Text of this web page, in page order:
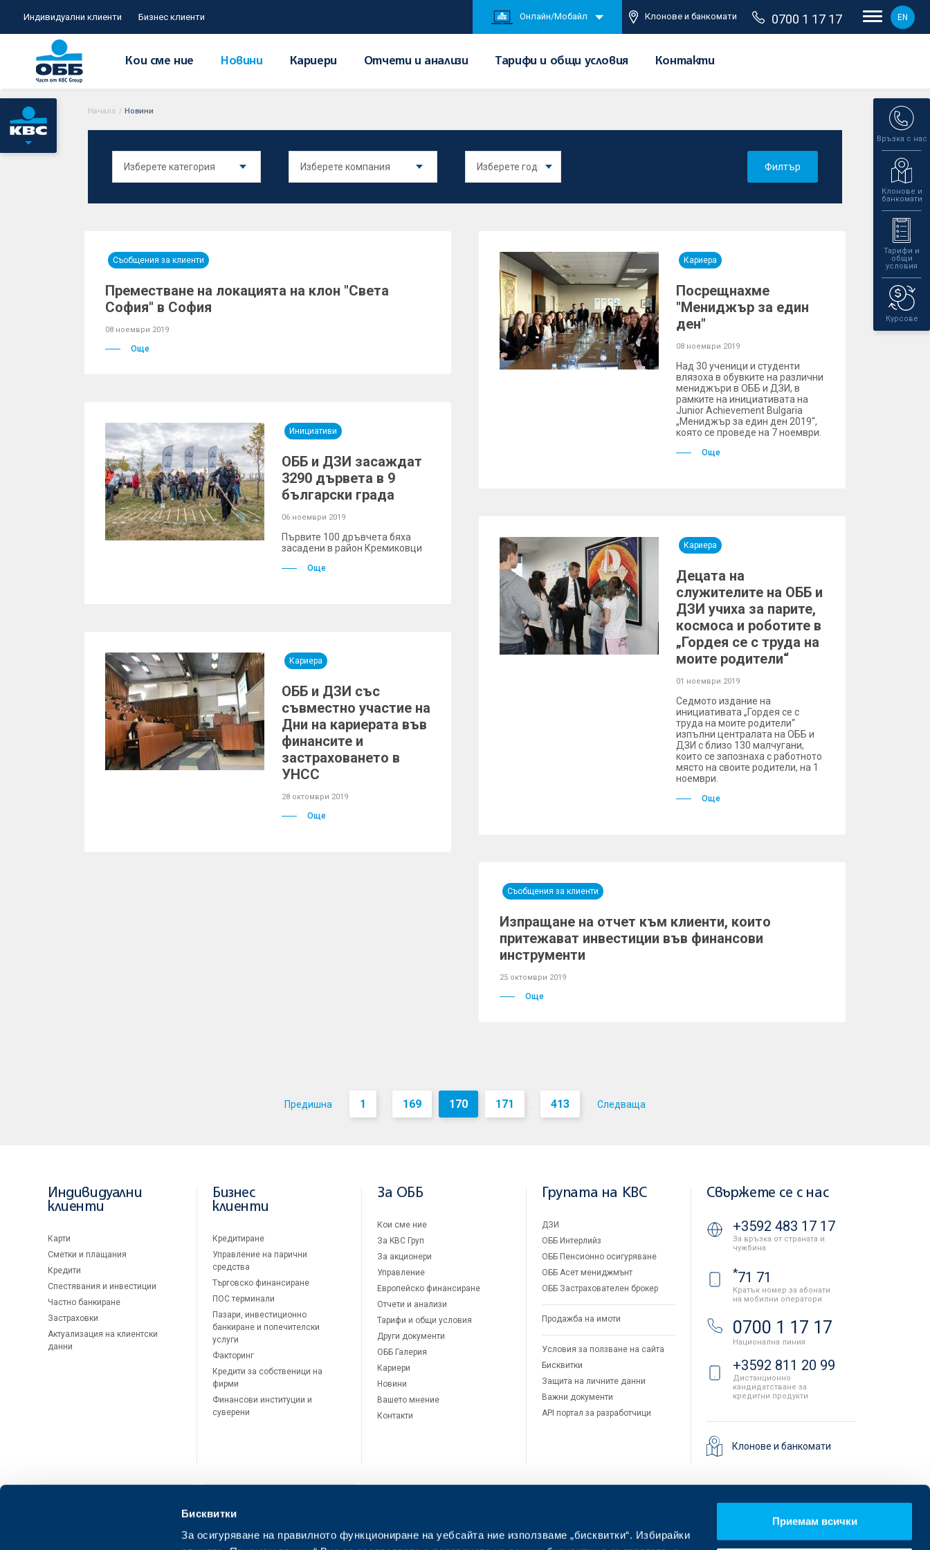
Бисквитки
За осигуряване на правилното функциониране на уебсайта ние използваме „бисквитки“. Избирайки
Приемам всички
Индивидуални клиенти Бизнес клиенти Онлайн/Мобайл Клонове и банкомати 0700 1 17 17 EN
Кои сме ние Новини Кариери Отчети и анализи Тарифи и общи условия Контакти
Връзка с нас
Клонове и
банкомати
Тарифи и
общи
условия
Курсове
Начало / Новини
Филтър
Съобщения за клиенти
Преместване на локацията на клон "Света
София" в София
08 ноември 2019
Още
Кариера
Посрещнахме
"Мениджър за един
ден"
08 ноември 2019
Над 30 ученици и студенти
влязоха в обувките на различни
мениджъри в ОББ и ДЗИ, в
рамките на инициативата на
Junior Achievement Bulgaria
„Мениджър за един ден 2019“,
която се проведе на 7 ноември.
Още
Инициативи
ОББ и ДЗИ засаждат
3290 дървета в 9
български града
06 ноември 2019
Първите 100 дръвчета бяха
засадени в район Кремиковци
Още
Кариера
Децата на
служителите на ОББ и
ДЗИ учиха за парите,
космоса и роботите в
„Гордея се с труда на
моите родители“
01 ноември 2019
Седмото издание на
инициативата „Гордея се с
труда на моите родители“
изпълни централата на ОББ и
ДЗИ с близо 130 малчугани,
които се запознаха с работното
място на своите родители, на 1
ноември.
Още
Кариера
ОББ и ДЗИ със
съвместно участие на
Дни на кариерата във
финансите и
застраховането в
УНСС
28 октомври 2019
Още
Съобщения за клиенти
Изпращане на отчет към клиенти, които
притежават инвестиции във финансови
инструменти
25 октомври 2019
Още
Предишна 1 ... 169 170 171 ... 413 Следваща
Индивидуални
клиенти
Карти
Сметки и плащания
Кредити
Спестявания и инвестиции
Частно банкиране
Застраховки
Актуализация на клиентски
данни
Бизнес
клиенти
Кредитиране
Управление на парични
средства
Търговско финансиране
ПОС терминали
Пазари, инвестиционно
банкиране и попечителски
услуги
Факторинг
Кредити за собственици на
фирми
Финансови институции и
суверени
За ОББ
Кои сме ние
За KBC Груп
За акционери
Управление
Европейско финансиране
Отчети и анализи
Тарифи и общи условия
Други документи
ОББ Галерия
Кариери
Новини
Вашето мнение
Контакти
Групата на KBC
ДЗИ
ОББ Интерлийз
ОББ Пенсионно осигуряване
ОББ Асет мениджмънт
ОББ Застрахователен брокер
Продажба на имоти
Условия за ползване на сайта
Бисквитки
Защита на личните данни
Важни документи
API портал за разработчици
Свържете се с нас
+3592 483 17 17
За връзка от страната и
чужбина
*71 71
Кратък номер за абонати
на мобилни оператори
0700 1 17 17
Национална линия
+3592 811 20 99
Дистанционно
кандидатстване за
кредитни продукти
Клонове и банкомати
ОББ Мобайл